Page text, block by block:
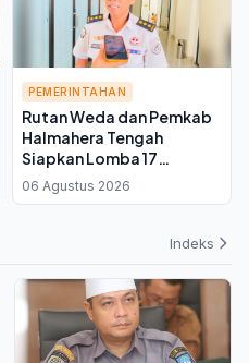
PEMERINTAHAN
Rutan Weda dan Pemkab
Halmahera Tengah
Siapkan Lomba 17
Agustus untuk Warga
Binaan, Ini Kata Plh Kepala
06 Agustus 2026
Indeks